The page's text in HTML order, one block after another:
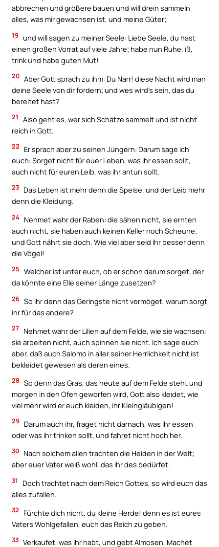
abbrechen und größere bauen und will drein sammeln
alles, was mir gewachsen ist, und meine Güter;
19 und will sagen zu meiner Seele: Liebe Seele, du hast
einen großen Vorrat auf viele Jahre; habe nun Ruhe, iß,
trink und habe guten Mut!
20 Aber Gott sprach zu ihm: Du Narr! diese Nacht wird man
deine Seele von dir fordern; und wes wird’s sein, das du
bereitet hast?
21
Also geht es, wer sich Schätze sammelt und ist nicht
reich in Gott.
22
Er sprach aber zu seinen Jüngern: Darum sage ich
euch: Sorget nicht für euer Leben, was ihr essen sollt,
auch nicht für euren Leib, was ihr antun sollt.
23 Das Leben ist mehr denn die Speise, und der Leib mehr
denn die Kleidung.
24 Nehmet wahr der Raben: die sähen nicht, sie ernten
auch nicht, sie haben auch keinen Keller noch Scheune;
und Gott nährt sie doch. Wie viel aber seid ihr besser denn
die Vögel!
25 Welcher ist unter euch, ob er schon darum sorget, der
da könnte eine Elle seiner Länge zusetzen?
26 So ihr denn das Geringste nicht vermöget, warum sorgt
ihr für das andere?
27 Nehmet wahr der Lilien auf dem Felde, wie sie wachsen:
sie arbeiten nicht, auch spinnen sie nicht. Ich sage euch
aber, daß auch Salomo in aller seiner Herrlichkeit nicht ist
bekleidet gewesen als deren eines.
28 So denn das Gras, das heute auf dem Felde steht und
morgen in den Ofen geworfen wird, Gott also kleidet, wie
viel mehr wird er euch kleiden, ihr Kleingläubigen!
29
Darum auch ihr, fraget nicht darnach, was ihr essen
oder was ihr trinken sollt, und fahret nicht hoch her.
30 Nach solchem allen trachten die Heiden in der Welt;
aber euer Vater weiß wohl, das ihr des bedürfet.
31
Doch trachtet nach dem Reich Gottes, so wird euch das
alles zufallen.
32
Fürchte dich nicht, du kleine Herde! denn es ist eures
Vaters Wohlgefallen, euch das Reich zu geben.
33 Verkaufet, was ihr habt, und gebt Almosen. Machet